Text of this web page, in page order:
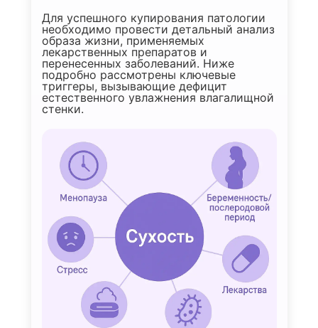
Для успешного купирования патологии
необходимо провести детальный анализ
образа жизни, применяемых
лекарственных препаратов и
перенесенных заболеваний. Ниже
подробно рассмотрены ключевые
триггеры, вызывающие дефицит
естественного увлажнения влагалищной
стенки.